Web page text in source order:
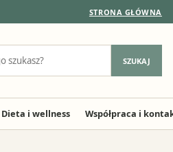
STRONA GŁÓWNA
SZUKAJ
Dieta i wellness Współpraca i